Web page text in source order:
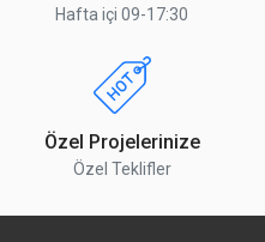
Hafta içi 09-17:30
Özel Projelerinize
Özel Teklifler